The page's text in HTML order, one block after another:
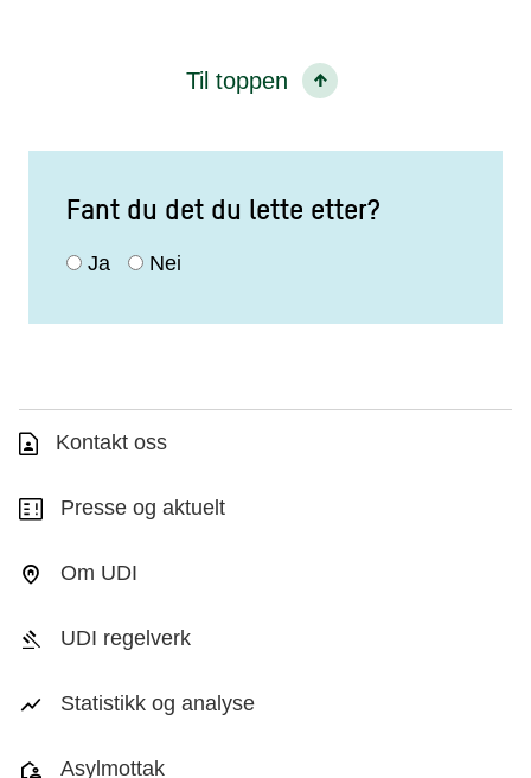
Til toppen
Fant du det du lette etter?
Ja Nei
Kontakt oss
Presse og aktuelt
Om UDI
UDI regelverk
Statistikk og analyse
Asylmottak